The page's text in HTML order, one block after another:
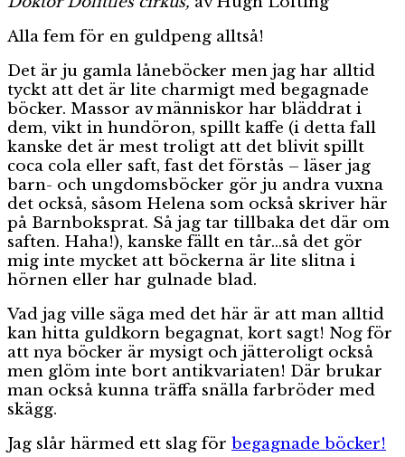
Alla fem för en guldpeng alltså!
Det är ju gamla låneböcker men jag har alltid
tyckt att det är lite charmigt med begagnade
böcker. Massor av människor har bläddrat i
dem, vikt in hundöron, spillt kaffe (i detta fall
kanske det är mest troligt att det blivit spillt
coca cola eller saft, fast det förstås – läser jag
barn- och ungdomsböcker gör ju andra vuxna
det också, såsom Helena som också skriver här
på Barnboksprat. Så jag tar tillbaka det där om
saften. Haha!), kanske fällt en tår…så det gör
mig inte mycket att böckerna är lite slitna i
hörnen eller har gulnade blad.
Vad jag ville säga med det här är att man alltid
kan hitta guldkorn begagnat, kort sagt! Nog för
att nya böcker är mysigt och jätteroligt också
men glöm inte bort antikvariaten! Där brukar
man också kunna träffa snälla farbröder med
skägg.
Jag slår härmed ett slag för begagnade böcker!